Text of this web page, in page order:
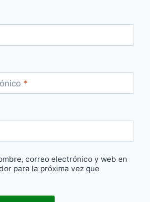
*
correo electrónico y web en
para la próxima vez que